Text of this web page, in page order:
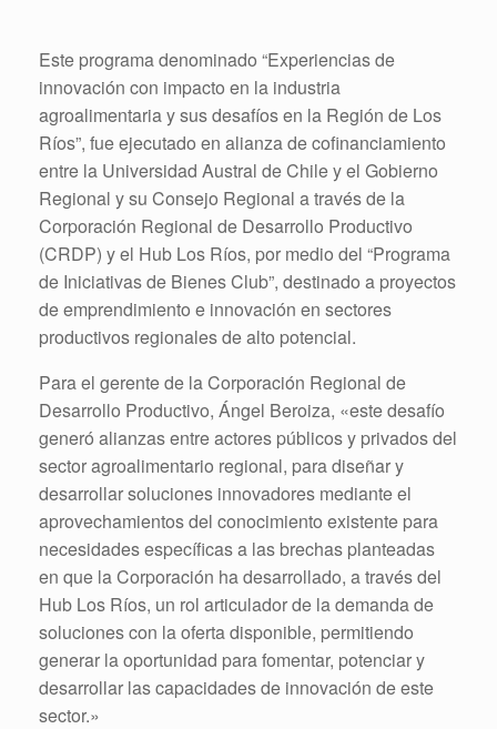
Este programa denominado “Experiencias de
innovación con impacto en la industria
agroalimentaria y sus desafíos en la Región de Los
Ríos”, fue ejecutado en alianza de cofinanciamiento
entre la Universidad Austral de Chile y el Gobierno
Regional y su Consejo Regional a través de la
Corporación Regional de Desarrollo Productivo
(CRDP) y el Hub Los Ríos, por medio del “Programa
de Iniciativas de Bienes Club”, destinado a proyectos
de emprendimiento e innovación en sectores
productivos regionales de alto potencial.
Para el gerente de la Corporación Regional de
Desarrollo Productivo, Ángel Beroiza, «este desafío
generó alianzas entre actores públicos y privados del
sector agroalimentario regional, para diseñar y
desarrollar soluciones innovadores mediante el
aprovechamientos del conocimiento existente para
necesidades específicas a las brechas planteadas
en que la Corporación ha desarrollado, a través del
Hub Los Ríos, un rol articulador de la demanda de
soluciones con la oferta disponible, permitiendo
generar la oportunidad para fomentar, potenciar y
desarrollar las capacidades de innovación de este
sector.»